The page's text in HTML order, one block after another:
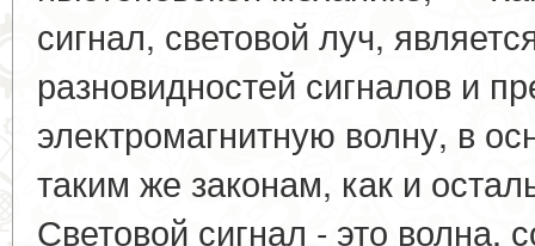
сигнал, световой луч,
разновидностей сигналов и
электромагнитную волну, в
таким же законам, как и
Световой сигнал - это волна,